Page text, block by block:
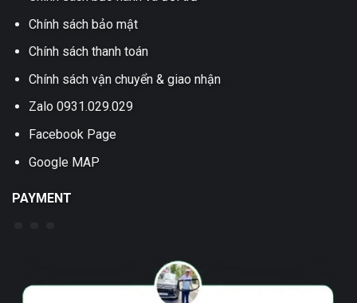
Chính sách bảo mật
Chính sách thanh toán
Chính sách vận chuyển & giao nhận
Zalo 0931.029.029
Facebook Page
Google MAP
PAYMENT